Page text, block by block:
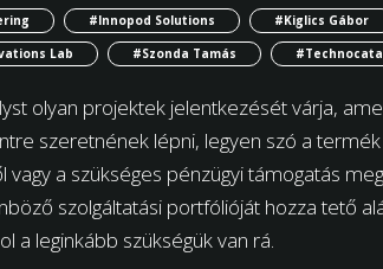
#Innopod Solutions #Kiglics Gábor
Lab
#Szonda Tamás
olyan projektek jelentkezését várja,
szeretnének lépni, legyen szó a
vagy a szükséges pénzügyi támogatás
szolgáltatási portfólióját hozza tető
a leginkább szükségük van rá.